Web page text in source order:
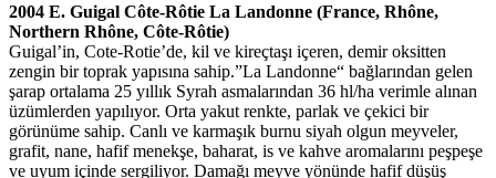
2004 E. Guigal Côte-Rôtie La Landonne (France, Rhône,
Northern Rhône, Côte-Rôtie)
Guigal’in, Cote-Rotie’de, kil ve kireçtaşı içeren, demir oksitten
zengin bir toprak yapısına sahip.”La Landonne“ bağlarından gelen
şarap ortalama 25 yıllık Syrah asmalarından 36 hl/ha verimle alınan
üzümlerden yapılıyor. Orta yakut renkte, parlak ve çekici bir
görünüme sahip. Canlı ve karmaşık burnu siyah olgun meyveler,
grafit, nane, hafif menekşe, baharat, is ve kahve aromalarını peşpeşe
ve uyum içinde sergiliyor. Damağı meyve yönünde hafif düşüş